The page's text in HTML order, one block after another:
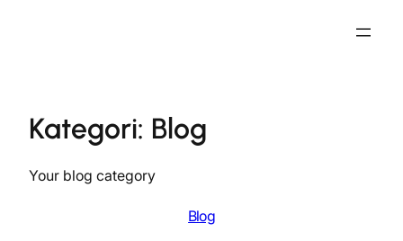
Kategori: Blog
Your blog category
Blog